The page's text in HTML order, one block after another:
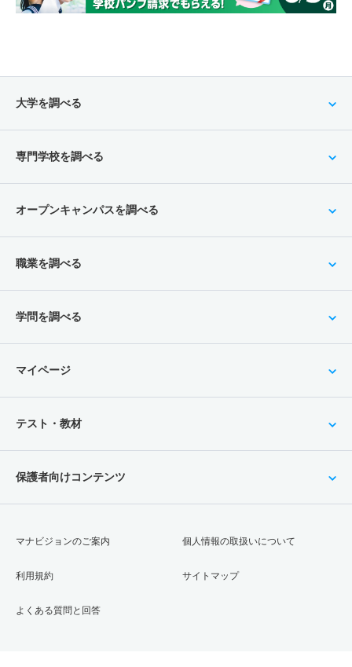
大学を調べる
専門学校を調べる
オープンキャンパスを調べる
職業を調べる
学問を調べる
マイページ
テスト・教材
保護者向けコンテンツ
マナビジョンのご案内
利用規約
よくある質問と回答
個人情報の取扱いについて
サイトマップ